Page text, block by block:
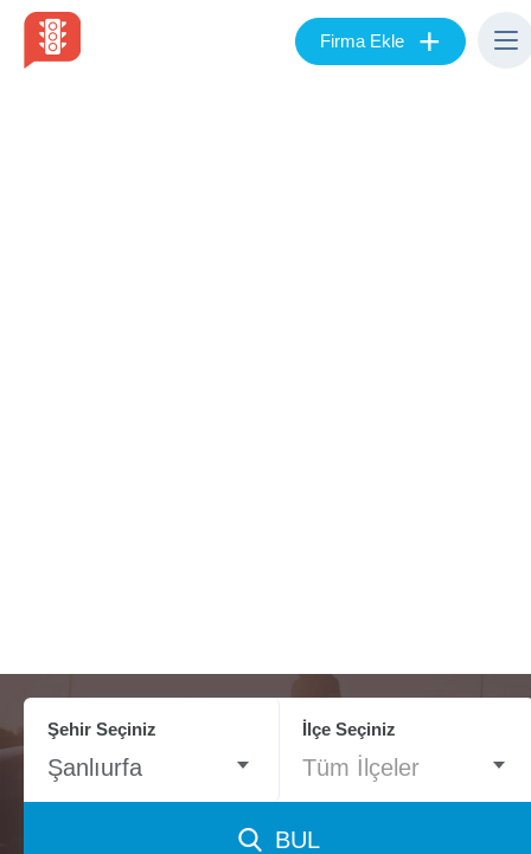
Firma Ekle +
Şehir Seçiniz
Şanlıurfa
İlçe Seçiniz
Tüm İlçeler
BUL